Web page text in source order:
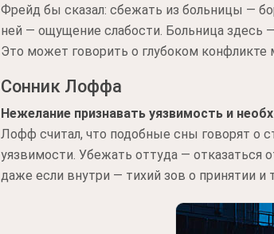
Фрейд бы сказал: сбежать из больницы —
ней — ощущение слабости. Больница здесь
Это может говорить о глубоком
Сонник Лоффа
Нежелание признавать уязвимость и
Лофф считал, что подобные сны говорят о
уязвимости. Убежать оттуда — отказаться
даже если внутри — тихий зов о принятии и